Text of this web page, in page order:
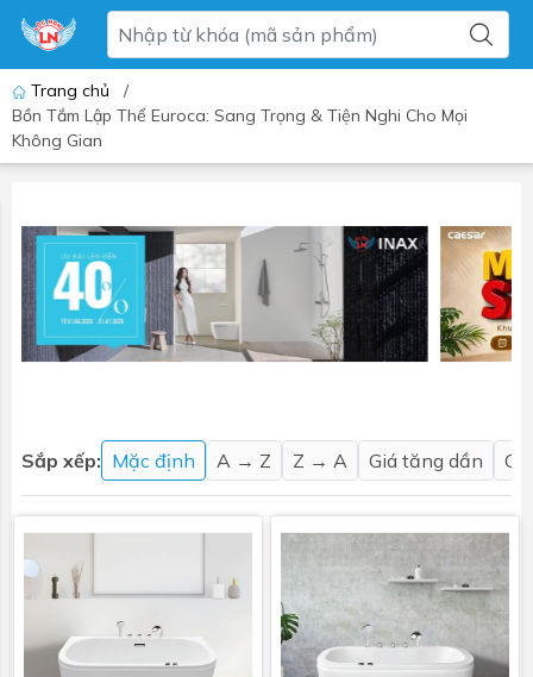
Trang chủ
/
​​​​​​​Bồn Tắm Lập Thể Euroca: Sang Trọng & Tiện Nghi Cho Mọi
Không Gian
Sắp xếp: Mặc định A → Z Z → A Giá tăng dần